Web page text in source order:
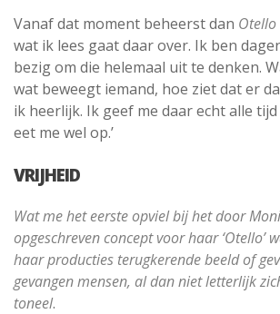
Vanaf dat moment beheerst dan Otello
wat ik lees gaat daar over. Ik ben
bezig om die helemaal uit te denken.
wat beweegt iemand, hoe ziet dat er
ik heerlijk. Ik geef me daar echt alle
eet me wel op.’
VRIJHEID
Wat me het eerste opviel bij het door
opgeschreven concept voor haar ‘Otello’
haar producties terugkerende beeld of
gevangen mensen, al dan niet letterlijk
toneel.